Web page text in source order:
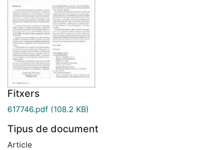
Fitxers
617746.pdf (108.2 KB)
Tipus de document
Article